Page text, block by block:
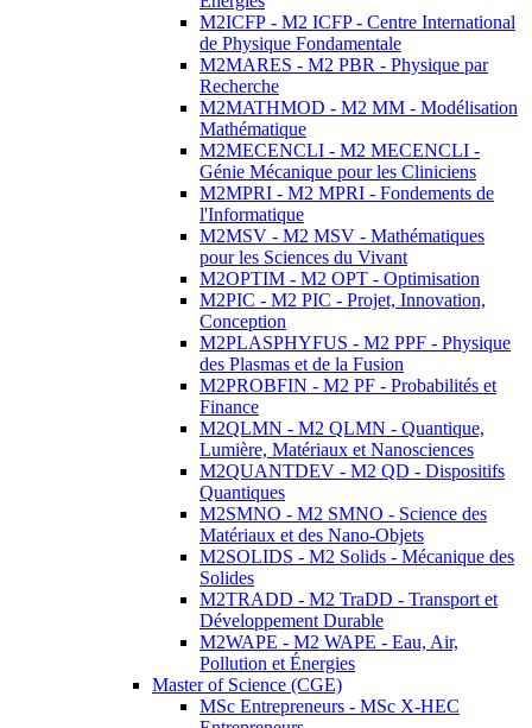
M2ICFP - M2 ICFP - Centre International
de Physique Fondamentale
M2MARES - M2 PBR - Physique par
Recherche
M2MATHMOD - M2 MM - Modélisation
Mathématique
M2MECENCLI - M2 MECENCLI -
Génie Mécanique pour les Cliniciens
M2MPRI - M2 MPRI - Fondements de
l'Informatique
M2MSV - M2 MSV - Mathématiques
pour les Sciences du Vivant
M2OPTIM - M2 OPT - Optimisation
M2PIC - M2 PIC - Projet, Innovation,
Conception
M2PLASPHYFUS - M2 PPF - Physique
des Plasmas et de la Fusion
M2PROBFIN - M2 PF - Probabilités et
Finance
M2QLMN - M2 QLMN - Quantique,
Lumière, Matériaux et Nanosciences
M2QUANTDEV - M2 QD - Dispositifs
Quantiques
M2SMNO - M2 SMNO - Science des
Matériaux et des Nano-Objets
M2SOLIDS - M2 Solids - Mécanique des
Solides
M2TRADD - M2 TraDD - Transport et
Développement Durable
M2WAPE - M2 WAPE - Eau, Air,
Pollution et Énergies
Master of Science (CGE)
MSc Entrepreneurs - MSc X-HEC